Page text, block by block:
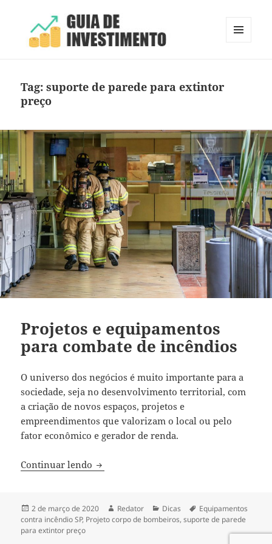
Tag:suporte de parede para extintor
preço
Projetos e equipamentos
para combate de incêndios
O universo dos negócios é muito importante para a
sociedade, seja no desenvolvimento territorial, com
a criação de novos espaços, projetos e
empreendimentos que valorizam o local ou pelo
fator econômico e gerador de renda.
Continuar lendo Projetos e equipamentos para combate
Publicado
em
2 de março de 2020 Autor
Redator Categorias
Dicas Tags
Equipamentos
contra incêndio SP, Projeto corpo de bombeiros,suporte de parede
para extintor preço